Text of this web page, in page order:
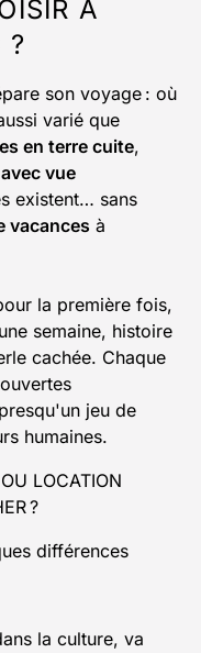
À
?
son voyage : où
varié que
en terre cuite,
vue
existent… sans
vacances à
la première fois,
semaine, histoire
cachée. Chaque
jeu de
humaines.
LOCATION
?
différences
la culture, va